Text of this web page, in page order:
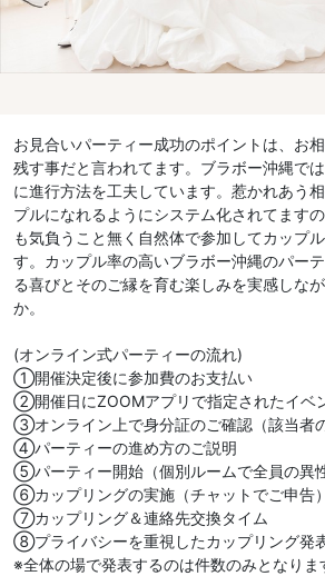
お見合いパーティー成功のポイントは、お
残す事だと言われてます。ブラボー沖縄で
に進行方法を工夫しています。惹かれあう
プルになれるようにシステム化されてます
も気負うこと無く自然体で参加してカップ
す。カップル率の高いブラボー沖縄のパー
る喜びとそのご縁を育む楽しみを実感しな
か。
(オンライン式パーティーの流れ)
①開催決定後に参加費のお支払い
②開催日にZOOMアプリで指定されたイベ
③オンライン上で身分証のご確認（該当者の
④パーティーの進め方のご説明
⑤パーティー開始（個別ルームで全員の異
⑥カップリングの実施（チャットでご申告）
⑦カップリング＆連絡先交換タイム
⑧プライバシーを重視したカップリング発
※全体の場で発表するのは件数のみとなりま